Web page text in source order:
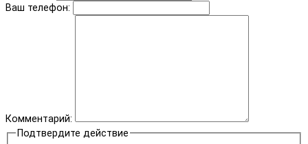
Ваш телефон:
Комментарий:
Подтвердите действие